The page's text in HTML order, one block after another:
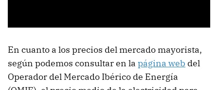
En cuanto a los precios del mercado mayorista,
según podemos consultar en la página web del
Operador del Mercado Ibérico de Energía